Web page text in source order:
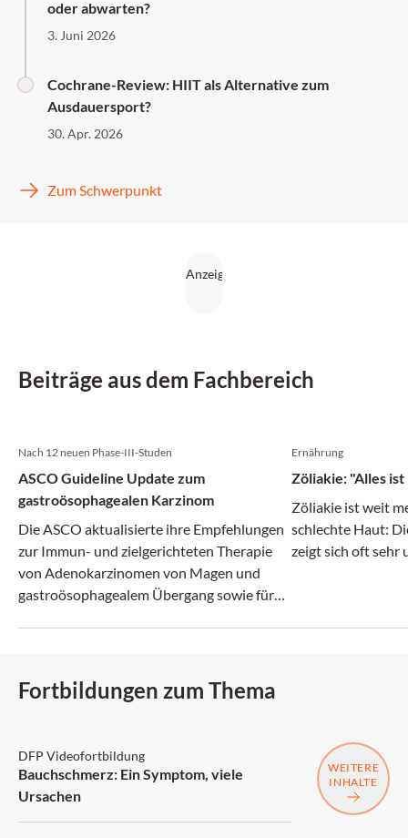
oder abwarten?
3. Juni 2026
Cochrane-Review: HIIT als Alternative zum
Ausdauersport?
30. Apr. 2026
Zum Schwerpunkt
Beiträge aus dem Fachbereich
Nach 12 neuen Phase-III-Studen
ASCO Guideline Update zum
gastroösophagealen Karzinom
Die ASCO aktualisierte ihre Empfehlungen
zur Immun- und zielgerichteten Therapie
von Adenokarzinomen von Magen und
gastroösophagealem Übergang sowie für
Ernährung
Zöliakie: "Alles ist
Zöliakie ist weit
schlechte Haut:
zeigt sich oft sehr
Fortbildungen zum Thema
DFP: 2 Punkte
DFP Videofortbildung
Bauchschmerz: Ein Symptom, viele
Ursachen
WEITERE
INHALTE